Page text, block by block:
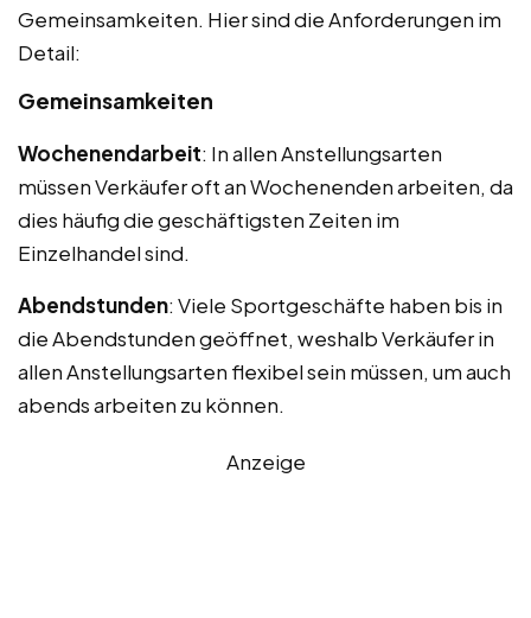
Gemeinsamkeiten. Hier sind die Anforderungen im
Detail:
Gemeinsamkeiten
Wochenendarbeit: In allen Anstellungsarten
müssen Verkäufer oft an Wochenenden arbeiten, da
dies häufig die geschäftigsten Zeiten im
Einzelhandel sind.
Abendstunden: Viele Sportgeschäfte haben bis in
die Abendstunden geöffnet, weshalb Verkäufer in
allen Anstellungsarten flexibel sein müssen, um auch
abends arbeiten zu können.
Anzeige